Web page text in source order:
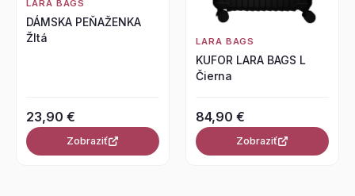
LARA BAGS
DÁMSKA PEŇAŽENKA
Žltá
23,90 €
Zobraziť
LARA BAGS
KUFOR LARA BAGS L
Čierna
84,90 €
Zobraziť